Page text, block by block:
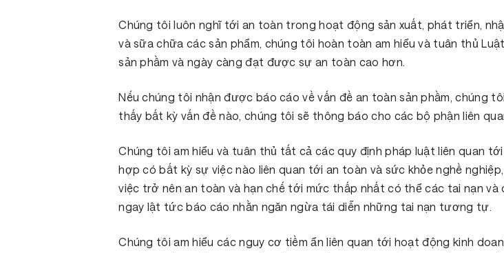
Chúng tôi luôn nghĩ tới an toàn trong hoạt động sản xuất, phát triển,
và sữa chữa các sản phẩm, chúng tôi hoàn toàn am hiểu và tuân thủ
sản phầm và ngày càng đạt được sự an toàn cao hơn.
Nếu chúng tôi nhận được báo cáo về vấn đề an toàn sản phầm, chúng
thấy bất kỳ vấn đề nào, chúng tôi sẽ thông báo cho các bộ phận liên
Chúng tôi am hiểu và tuân thủ tất cả các quy định pháp luật liên quan
hợp có bất kỳ sự việc nào liên quan tới an toàn và sức khỏe nghề
việc trở nên an toàn và hạn chế tới mức thấp nhất có thể các tai nạn
ngay lật tức báo cáo nhằn ngăn ngừa tái diễn những tai nạn tương tự.
Chúng tôi am hiểu các nguy cơ tiềm ẩn liên quan tới hoạt động kinh